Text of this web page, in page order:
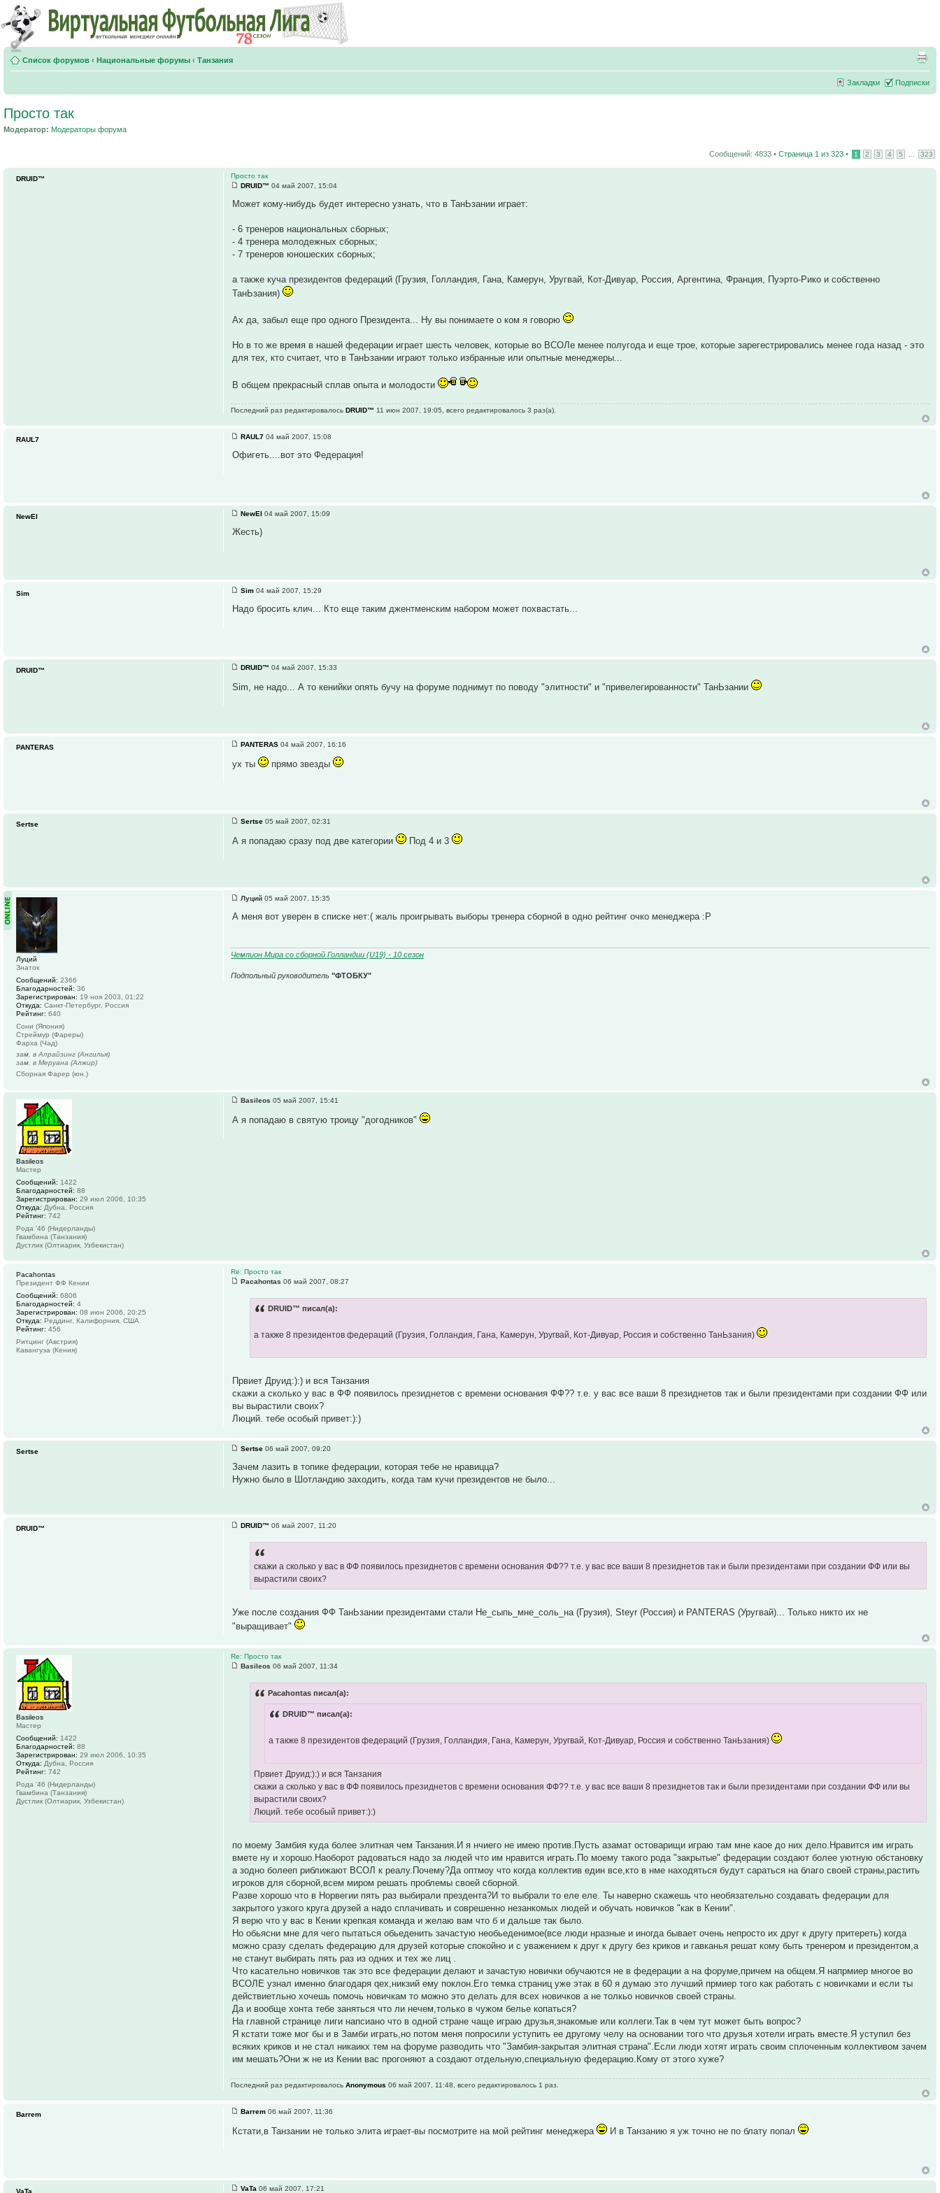
Список форумов ‹ Национальные форумы ‹ Танзания
Закладки Подписки
Просто так
Модератор: Модераторы форума
Сообщений: 4833 • Страница 1 из 323 • 1 2 3 4 5 323
Просто так
DRUID™ 04 май 2007, 15:04
Может кому-нибудь будет интересно узнать, что в ТанЬзании играет:
- 6 тренеров национальных сборных;
- 4 тренера молодежных сборных;
- 7 тренеров юношеских сборных;
а также куча президентов федераций (Грузия, Голландия, Гана, Камерун, Уругвай, Кот-Дивуар, Россия, Аргентина, Франция, Пуэрто-Рико и собственно
ТанЬзания)
Ах да, забыл еще про одного Президента... Ну вы понимаете о ком я говорю
Но в то же время в нашей федерации играет шесть человек, которые во ВСОЛе менее полугода и еще трое, которые зарегестрировались менее года назад - это
для тех, кто считает, что в ТанЬзании играют только избранные или опытные менеджеры...
В общем прекрасный сплав опыта и молодости
Последний раз редактировалосьDRUID™ 11 июн 2007, 19:05, всего редактировалось 3 раз(а).
DRUID™
RAUL7 04 май 2007, 15:08
Офигеть....вот это Федерация!
RAUL7
NewEl 04 май 2007, 15:09
Жесть)
NewEl
Sim 04 май 2007, 15:29
Надо бросить клич... Кто еще таким джентменским набором может похвастать...
Sim
DRUID™ 04 май 2007, 15:33
Sim, не надо... А то кенийки опять бучу на форуме поднимут по поводу "элитности" и "привелегированности" ТанЬзании
DRUID™
PANTERAS 04 май 2007, 16:16
ух ты прямо звезды
PANTERAS
Sertse 05 май 2007, 02:31
А я попадаю сразу под две категории Под 4 и 3
Sertse
Луций 05 май 2007, 15:35
А меня вот уверен в списке нет:( жаль проигрывать выборы тренера сборной в одно рейтинг очко менеджера :Р
Чемпион Мира со сборной Голландии (U19) - 10 сезон
Подпольный руководитель "ФТОБКУ"
Луций
Знаток
Сообщений: 2366
Благодарностей: 36
Зарегистрирован: 19 ноя 2003, 01:22
Откуда: Санкт-Петербург, Россия
Рейтинг: 640
Сони (Япония)
Стреймур (Фареры)
Фарха (Чад)
зам. в Апрайзинг (Ангилья)
зам. в Меруана (Алжир)
Сборная Фарер (юн.)
Basileos 05 май 2007, 15:41
А я попадаю в святую троицу "догодников"
Basileos
Мастер
Сообщений: 1422
Благодарностей: 88
Зарегистрирован: 29 июл 2006, 10:35
Откуда: Дубна, Россия
Рейтинг: 742
Рода '46 (Нидерланды)
Гвамбина (Танзания)
Дустлик (Олтиарик, Узбекистан)
Re: Просто так
Pacahontas 06 май 2007, 08:27
DRUID™ писал(а):
а также 8 президентов федераций (Грузия, Голландия, Гана, Камерун, Уругвай, Кот-Дивуар, Россия и собственно ТанЬзания)
Првиет Друид:):) и вся Танзания
скажи а сколько у вас в ФФ появилось президнетов с времени основания ФФ?? т.е. у вас все ваши 8 президнетов так и были президентами при создании ФФ или
вы вырастили своих?
Люций. тебе особый привет:):)
Pacahontas
Президент ФФ Кении
Сообщений: 6806
Благодарностей: 4
Зарегистрирован: 08 июн 2006, 20:25
Откуда: Реддинг, Калифорния, США
Рейтинг: 456
Ритцинг (Австрия)
Кавангуэа (Кения)
Sertse 06 май 2007, 09:20
Зачем лазить в топике федерации, которая тебе не нравицца?
Нужно было в Шотландию заходить, когда там кучи президентов не было...
Sertse
DRUID™ 06 май 2007, 11:20
скажи а сколько у вас в ФФ появилось президнетов с времени основания ФФ?? т.е. у вас все ваши 8 президнетов так и были президентами при создании ФФ или вы
вырастили своих?
Уже после создания ФФ ТанЬзании президентами стали Не_сыпь_мне_соль_на (Грузия), Steyr (Россия) и PANTERAS (Уругвай)... Только никто их не
"выращивает"
DRUID™
Re: Просто так
Basileos 06 май 2007, 11:34
Pacahontas писал(а):
DRUID™ писал(а):
а также 8 президентов федераций (Грузия, Голландия, Гана, Камерун, Уругвай, Кот-Дивуар, Россия и собственно ТанЬзания)
Првиет Друид:):) и вся Танзания
скажи а сколько у вас в ФФ появилось президнетов с времени основания ФФ?? т.е. у вас все ваши 8 президнетов так и были президентами при создании ФФ или вы
вырастили своих?
Люций. тебе особый привет:):)
по моему Замбия куда более элитная чем Танзания.И я нчиего не имею против.Пусть азамат остоварищи играю там мне каое до них дело.Нравится им играть
вмете ну и хорошо.Наоборот радоваться надо за людей что им нравится играть.По моему такого рода "закрытые" федерации создают более уютную обстановку
а зодно болееп риближают ВСОЛ к реалу.Почему?Да оптмоу что когда коллектив един все,кто в нме находяться будут сараться на благо своей страны,растить
игроков для сборной,всем миром решать проблемы своей сборной.
Разве хорошо что в Норвегии пять раз выбирали прездента?И то выбрали то еле еле. Ты наверно скажешь что необязательно создавать федерации для
закрытого узкого круга друзей а надо сплачивать и соврешенно незанкомых людей и обучать новичков "как в Кении".
Я верю что у вас в Кении крепкая команда и желаю вам что б и дальше так было.
Но обьясни мне для чего пытаться обьеденить зачастую необьеденимое(все люди нразные и иногда бывает очень непросто их друг к другу притереть) когда
можно сразу сделать федерацию для друзей которые спокойно и с уважением к друг к другу без криков и гавканья решат кому быть тренером и президентом,а
не станут выбирать пять раз из одних и тех же лиц .
Что касательно новичков так это все федерации делают и зачастую новички обучаются не в федерации а на форуме,причем на общем.Я напрмиер многое во
ВСОЛЕ узнал именно благодаря qex,никзий ему поклон.Его темка страниц уже этак в 60 я думаю это лучший прмиер того как работать с новичками и если ты
действиетльно хочешь помочь новичкам то можно это делать для всех новичков а не толкьо новичков своей страны.
Да и вообще хонта тебе заняться что ли нечем,только в чужом белье копаться?
На главной странице лиги напсиано что в одной стране чаще играю друзья,знакомые или коллеги.Так в чем тут может быть вопрос?
Я кстати тоже мог бы и в Замби играть,но потом меня попросили уступить ее другому челу на основании того что друзья хотели играть вместе.Я уступил без
всяких криков и не стал никаикх тем на форуме разводить что "Замбия-закрытая элитная страна".Если люди хотят играть своим сплоченным коллективом зачем
им мешать?Они ж не из Кении вас прогоняют а создают отдельную,специальную федерацию.Кому от этого хуже?
Последний раз редактировалосьAnonymous 06 май 2007, 11:48, всего редактировалось 1 раз.
Basileos
Мастер
Сообщений: 1422
Благодарностей: 88
Зарегистрирован: 29 июл 2006, 10:35
Откуда: Дубна, Россия
Рейтинг: 742
Рода '46 (Нидерланды)
Гвамбина (Танзания)
Дустлик (Олтиарик, Узбекистан)
Barrem 06 май 2007, 11:36
Кстати,в Танзании не только элита играет-вы посмотрите на мой рейтинг менеджера И в Танзанию я уж точно не по блату попал
Barrem
VaTa 06 май 2007, 17:21
VaTa